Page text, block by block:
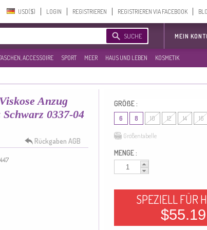
USD($)‎ LOGIN REGISTRIEREN REGISTRIEREN VIA FACEBOOK
SUCHE MEIN
ACCESSOIRE SPORT MEER HAUS UND LEBEN KOSMETIK
Anzug
0337-04
Rückgaben AGB
GRÖßE :
6 8 10 12 14 16
Größentabelle
MENGE :
SPEZIELL FÜR
$55.19